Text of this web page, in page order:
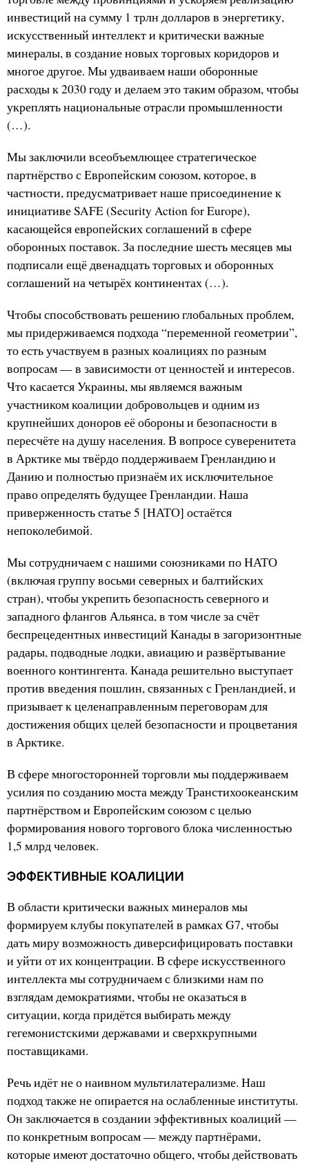
инвестиций на сумму 1 трлн долларов в энергетику,
искусственный интеллект и критически важные
минералы, в создание новых торговых коридоров и
многое другое. Мы удваиваем наши оборонные
расходы к 2030 году и делаем это таким образом, чтобы
укреплять национальные отрасли промышленности
(…).
Мы заключили всеобъемлющее стратегическое
партнёрство с Европейским союзом, которое, в
частности, предусматривает наше присоединение к
инициативе SAFE (Security Action for Europe),
касающейся европейских соглашений в сфере
оборонных поставок. За последние шесть месяцев мы
подписали ещё двенадцать торговых и оборонных
соглашений на четырёх континентах (…).
Чтобы способствовать решению глобальных проблем,
мы придерживаемся подхода “переменной геометрии”,
то есть участвуем в разных коалициях по разным
вопросам — в зависимости от ценностей и интересов.
Что касается Украины, мы являемся важным
участником коалиции добровольцев и одним из
крупнейших доноров её обороны и безопасности в
пересчёте на душу населения. В вопросе суверенитета
в Арктике мы твёрдо поддерживаем Гренландию и
Данию и полностью признаём их исключительное
право определять будущее Гренландии. Наша
приверженность статье 5 [НАТО] остаётся
непоколебимой.
Мы сотрудничаем с нашими союзниками по НАТО
(включая группу восьми северных и балтийских
стран), чтобы укрепить безопасность северного и
западного флангов Альянса, в том числе за счёт
беспрецедентных инвестиций Канады в загоризонтные
радары, подводные лодки, авиацию и развёртывание
военного контингента. Канада решительно выступает
против введения пошлин, связанных с Гренландией, и
призывает к целенаправленным переговорам для
достижения общих целей безопасности и процветания
в Арктике.
В сфере многосторонней торговли мы поддерживаем
усилия по созданию моста между Транстихоокеанским
партнёрством и Европейским союзом с целью
формирования нового торгового блока численностью
1,5 млрд человек.
ЭФФЕКТИВНЫЕ КОАЛИЦИИ
В области критически важных минералов мы
формируем клубы покупателей в рамках G7, чтобы
дать миру возможность диверсифицировать поставки
и уйти от их концентрации. В сфере искусственного
интеллекта мы сотрудничаем с близкими нам по
взглядам демократиями, чтобы не оказаться в
ситуации, когда придётся выбирать между
гегемонистскими державами и сверхкрупными
поставщиками.
Речь идёт не о наивном мультилатерализме. Наш
подход также не опирается на ослабленные институты.
Он заключается в создании эффективных коалиций —
по конкретным вопросам — между партнёрами,
которые имеют достаточно общего, чтобы действовать